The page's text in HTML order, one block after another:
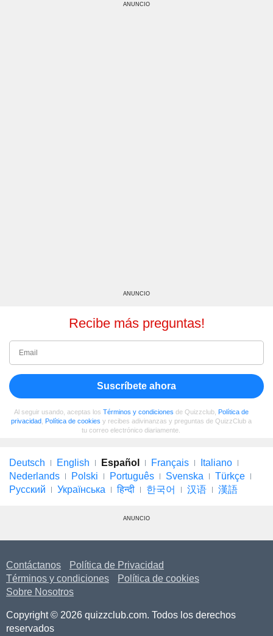
ANUNCIO
ANUNCIO
Recibe más preguntas!
Suscríbete ahora
Al seguir usando, aceptas los Términos y condiciones de Quizzclub, Política de
privacidad, Política de cookies y recibes adivinanzas y preguntas de QuizzClub a
tu correo electrónico diariamente.
Deutsch English Español Français
Italiano
Nederlands
Polski Português Svenska
Türkçe
Русский
Українська हिन्दी 한국어 汉语 漢語
ANUNCIO
Contáctanos
Política de Privacidad
Términos y condiciones
Política de cookies
Sobre Nosotros
Copyright © 2026 quizzclub.com. Todos los derechos
reservados